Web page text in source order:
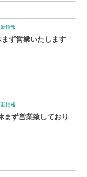
情報
ず営業いたします
情報
まず営業致しており